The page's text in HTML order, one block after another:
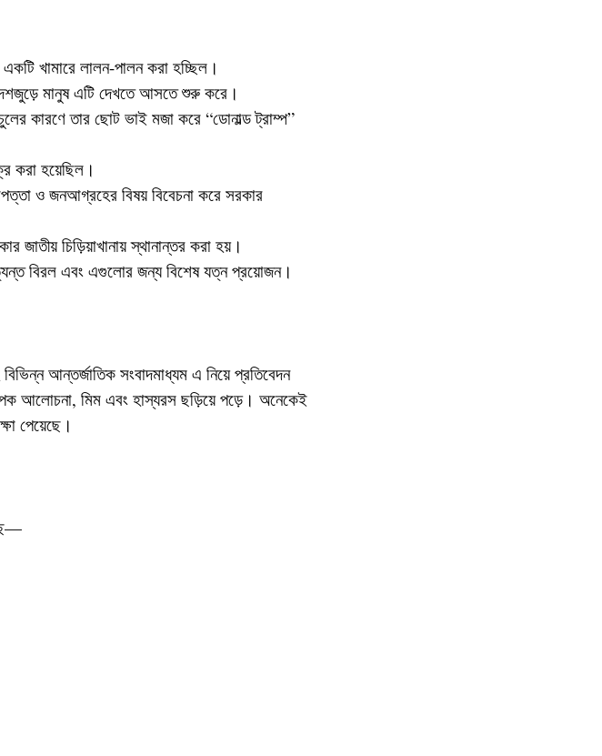
খামারে লালন-পালন করা হচ্ছিল।
মানুষ এটি দেখতে আসতে শুরু করে।
কারণে তার ছোট ভাই মজা করে “ডোনাল্ড ট্রাম্প”
করা হয়েছিল।
ও জনআগ্রহের বিষয় বিবেচনা করে সরকার
জাতীয় চিড়িয়াখানায় স্থানান্তর করা হয়।
বিরল এবং এগুলোর জন্য বিশেষ যত্ন প্রয়োজন।
আন্তর্জাতিক সংবাদমাধ্যম এ নিয়ে প্রতিবেদন
আলোচনা, মিম এবং হাস্যরস ছড়িয়ে পড়ে। অনেকেই
পেয়েছে।